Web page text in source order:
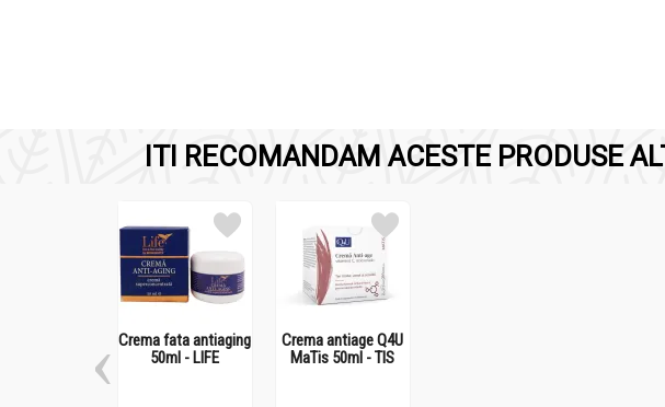
ITI RECOMANDAM ACESTE PRODUSE
Crema fata antiaging
50ml - LIFE
Crema antiage Q4U
MaTis 50ml - TIS